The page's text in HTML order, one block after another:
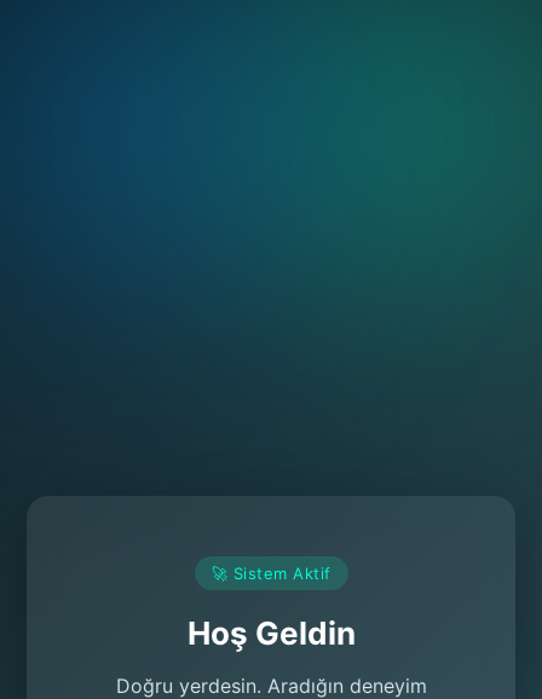
🚀 Sistem Aktif
Hoş Geldin
Doğru yerdesin. Aradığın deneyim